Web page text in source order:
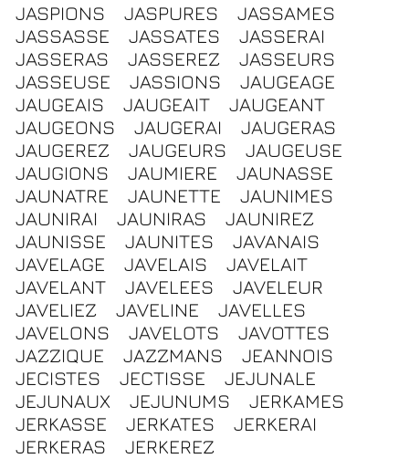
JASPIONS
JASPURES
JASSAMES
JASSASSE
JASSATES
JASSERAI
JASSERAS
JASSEREZ
JASSEURS
JASSEUSE
JASSIONS
JAUGEAGE
JAUGEAIS
JAUGEAIT
JAUGEANT
JAUGEONS
JAUGERAI
JAUGERAS
JAUGEREZ
JAUGEURS
JAUGEUSE
JAUGIONS
JAUMIERE
JAUNASSE
JAUNATRE
JAUNETTE
JAUNIMES
JAUNIRAI
JAUNIRAS
JAUNIREZ
JAUNISSE
JAUNITES
JAVANAIS
JAVELAGE
JAVELAIS
JAVELAIT
JAVELANT
JAVELEES
JAVELEUR
JAVELIEZ
JAVELINE
JAVELLES
JAVELONS
JAVELOTS
JAVOTTES
JAZZIQUE
JAZZMANS
JEANNOIS
JECISTES
JECTISSE
JEJUNALE
JEJUNAUX
JEJUNUMS
JERKAMES
JERKASSE
JERKATES
JERKERAI
JERKERAS
JERKEREZ